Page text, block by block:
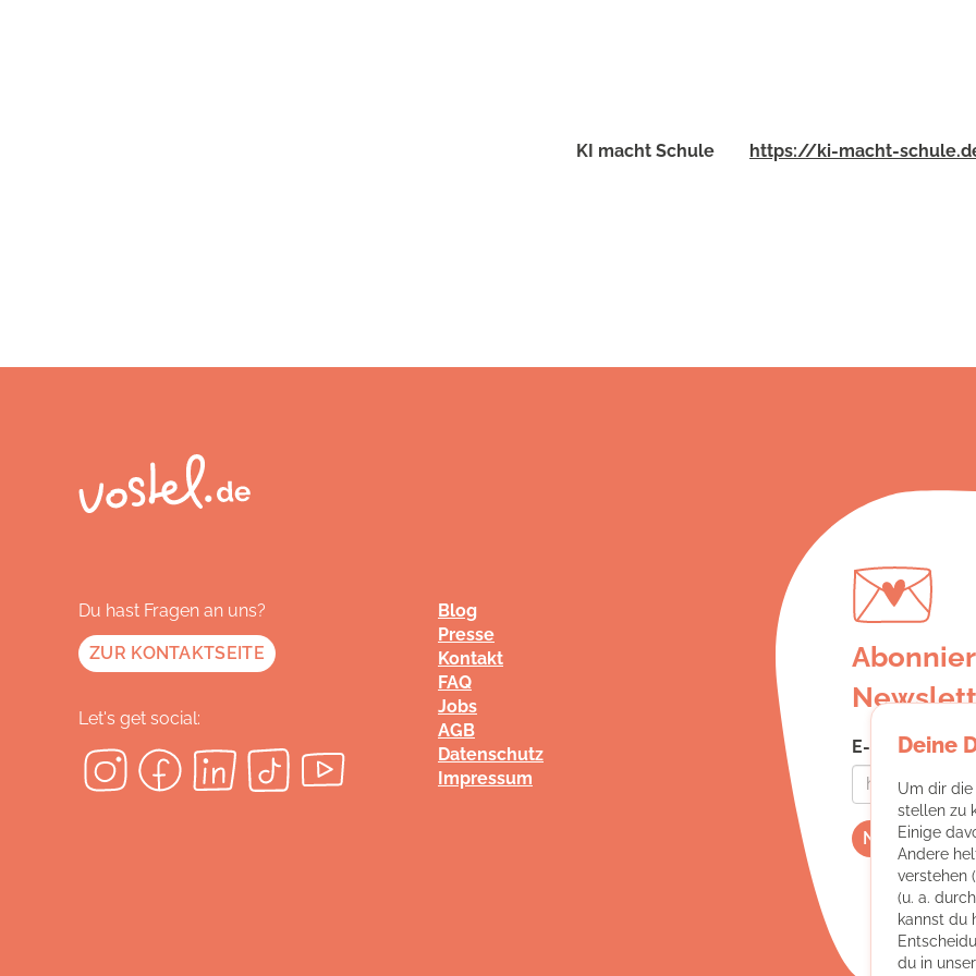
KI macht Schule https://ki-macht-
E-Mail-
Blog
Presse
Kontakt
FAQ
Jobs
AGB
Datenschutz
Impressum
Du hast Fragen an uns?
ZUR KONTAKTSEITE
Let's get social:
Deine
Um dir die
stellen zu
Einige
Andere
verstehen
(u. a.
kannst du
du in